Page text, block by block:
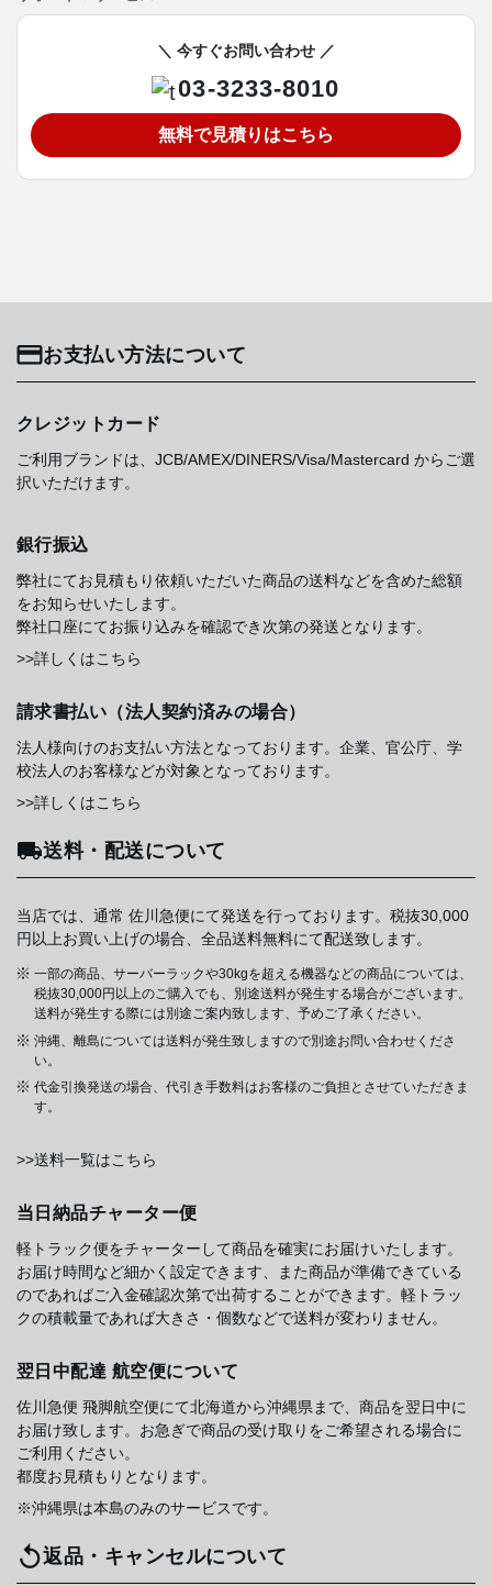
＼ 今すぐお問い合わせ ／
03-3233-8010
無料で見積りはこちら
お支払い方法について
クレジットカード
ご利用ブランドは、JCB/AMEX/DINERS/Visa/Mastercard からご選
択いただけます。
銀行振込
弊社にてお見積もり依頼いただいた商品の送料などを含めた総額
をお知らせいたします。
弊社口座にてお振り込みを確認でき次第の発送となります。
>>詳しくはこちら
請求書払い（法人契約済みの場合）
法人様向けのお支払い方法となっております。企業、官公庁、学
校法人のお客様などが対象となっております。
>>詳しくはこちら
送料・配送について
当店では、通常 佐川急便にて発送を行っております。税抜30,000
円以上お買い上げの場合、全品送料無料にて配送致します。
一部の商品、サーバーラックや30kgを超える機器などの商品については、
税抜30,000円以上のご購入でも、別途送料が発生する場合がございます。
送料が発生する際には別途ご案内致します、予めご了承ください。
沖縄、離島については送料が発生致しますので別途お問い合わせくださ
い。
代金引換発送の場合、代引き手数料はお客様のご負担とさせていただきま
す。
>>送料一覧はこちら
当日納品チャーター便
軽トラック便をチャーターして商品を確実にお届けいたします。
お届け時間など細かく設定できます、また商品が準備できている
のであればご入金確認次第で出荷することができます。軽トラッ
クの積載量であれば大きさ・個数などで送料が変わりません。
翌日中配達 航空便について
佐川急便 飛脚航空便にて北海道から沖縄県まで、商品を翌日中に
お届け致します。お急ぎで商品の受け取りをご希望される場合に
ご利用ください。
都度お見積もりとなります。
※沖縄県は本島のみのサービスです。
返品・キャンセルについて